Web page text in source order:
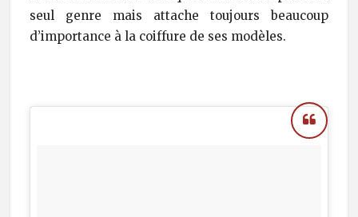
seul genre mais attache toujours beaucoup
d’importance à la coiffure de ses modèles.